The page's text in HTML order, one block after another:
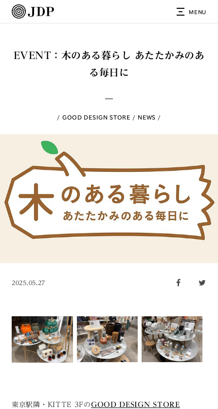
MENU
EVENT：木のある暮らし あたたかみのあ
る毎日に
GOOD DESIGN STORE NEWS
2025.05.27
東京駅隣・KITTE 3FのGOOD DESIGN STORE